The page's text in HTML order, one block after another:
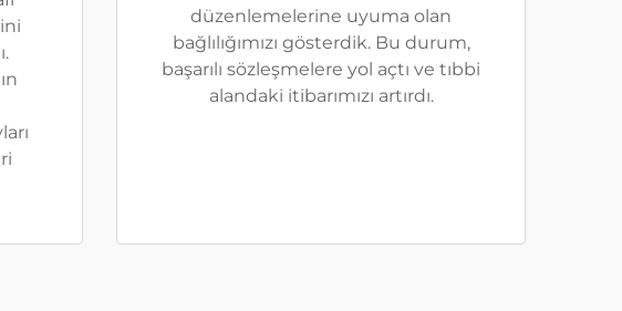
düzenlemelerine uyuma olan
bağlılığımızı gösterdik. Bu durum,
başarılı sözleşmelere yol açtı ve tıbbi
alandaki itibarımızı artırdı.